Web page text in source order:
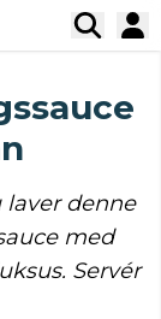
denne
med
Servér